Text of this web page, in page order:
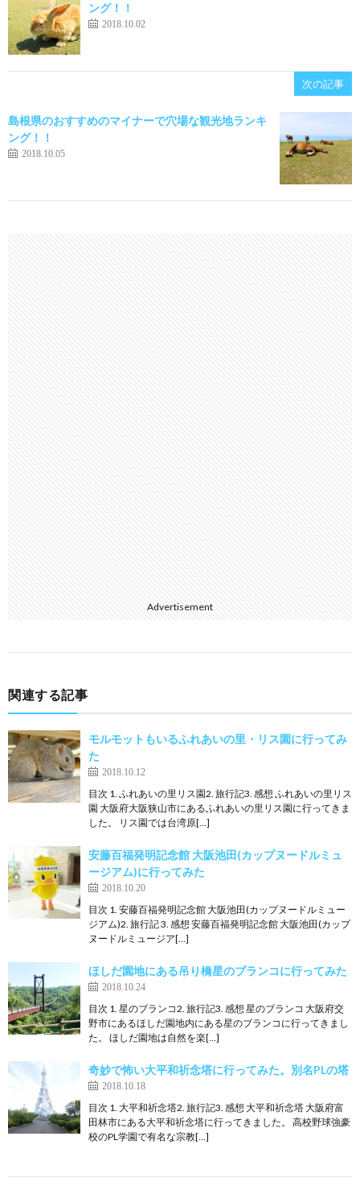
ング！！
2018.10.02
次の記事
島根県のおすすめのマイナーで穴場な観光地ランキ
ング！！
2018.10.05
Advertisement
関連する記事
モルモットもいるふれあいの里・リス園に行ってみ
た
2018.10.12
目次 1. ふれあいの里リス園2. 旅行記3. 感想 ふれあいの里リス
園 大阪府大阪狭山市にあるふれあいの里リス園に行ってきま
した。 リス園では台湾原[…]
安藤百福発明記念館 大阪池田(カップヌードルミュ
ージアム)に行ってみた
2018.10.20
目次 1. 安藤百福発明記念館 大阪池田(カップヌードルミュー
ジアム)2. 旅行記 3. 感想 安藤百福発明記念館 大阪池田(カップ
ヌードルミュージア[…]
ほしだ園地にある吊り橋星のブランコに行ってみた
2018.10.24
目次 1. 星のブランコ2. 旅行記3. 感想 星のブランコ 大阪府交
野市にあるほしだ園地内にある星のブランコに行ってきまし
た。 ほしだ園地は自然を楽[…]
奇妙で怖い大平和祈念塔に行ってみた。別名PLの塔
2018.10.18
目次 1. 大平和祈念塔2. 旅行記3. 感想 大平和祈念塔 大阪府富
田林市にある大平和祈念塔に行ってきました。 高校野球強豪
校のPL学園で有名な宗教[…]